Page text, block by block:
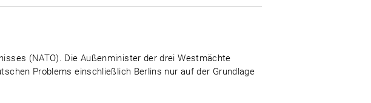
(NATO). Die Außenminister der drei Westmächte
Problems einschließlich Berlins nur auf der Grundlage